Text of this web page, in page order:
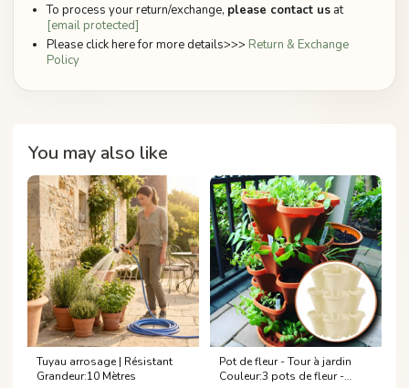
To process your return/exchange, please contact us at
[email protected]
Please click here for more details>>> Return & Exchange
Policy
You may also like
Tuyau arrosage | Résistant
Grandeur:10 Mètres
Pot de fleur - Tour à jardin
Couleur:3 pots de fleur -